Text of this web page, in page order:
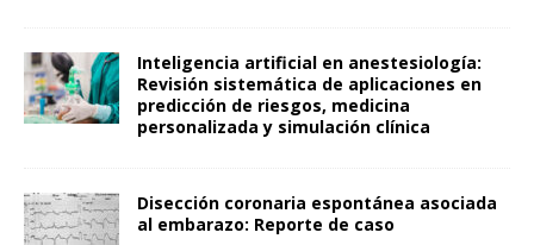
Inteligencia artificial en anestesiología:
Revisión sistemática de aplicaciones en
predicción de riesgos, medicina
personalizada y simulación clínica
Disección coronaria espontánea asociada
al embarazo: Reporte de caso